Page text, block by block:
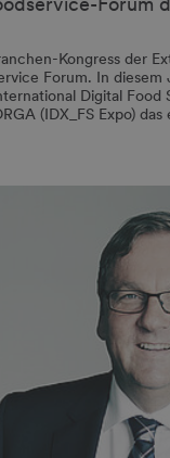
Kongress der
Forum. In diesem
Digital Food
(IDX_FS Expo)